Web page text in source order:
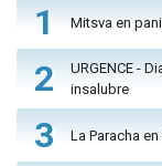
1 Mitsva en
2
URGENCE -
insalubre
3 La Paracha